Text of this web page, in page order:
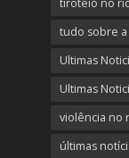
tiroteio no
tudo sobre
Ultimas
Ultimas
violência no
últimas